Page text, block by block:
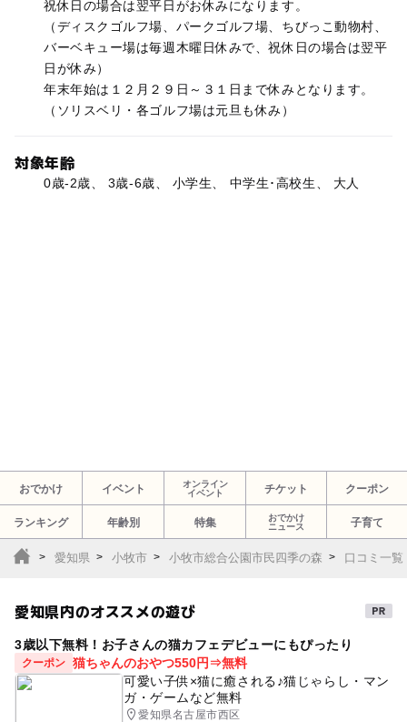
祝休日の場合は翌平日がお休みになります。
（ディスクゴルフ場、パークゴルフ場、ちびっこ動物村、
バーベキュー場は毎週木曜日休みで、祝休日の場合は翌平
日が休み）
年末年始は１２月２９日～３１日まで休みとなります。
（ソリスベリ・各ゴルフ場は元旦も休み）
対象年齢
0歳-2歳、 3歳-6歳、 小学生、 中学生･高校生、 大人
おでかけ イベント
オンライン
イベント
チケット クーポン
ランキング 年齢別 特集
おでかけ
ニュース
子育て
愛知県 小牧市 小牧市総合公園市民四季の森 口コミ一覧
愛知県内のオススメの遊び
3歳以下無料！お子さんの猫カフェデビューにもぴったり
クーポン 猫ちゃんのおやつ550円⇒無料
可愛い子供×猫に癒される♪猫じゃらし・マン
ガ・ゲームなど無料
愛知県名古屋市西区